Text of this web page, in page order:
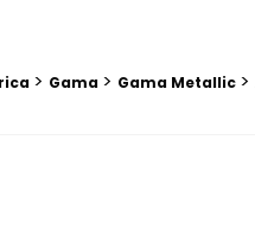
> Gama > Gama Metallic >